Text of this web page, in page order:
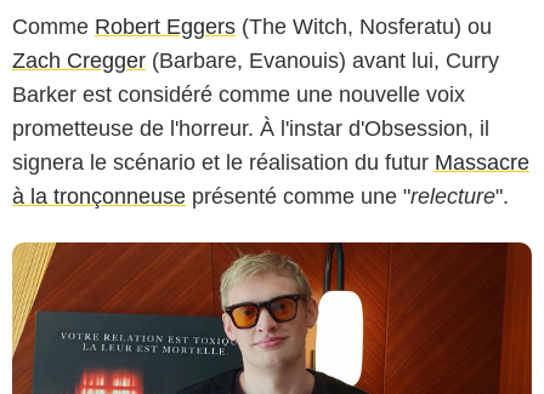
Comme Robert Eggers (The Witch, Nosferatu) ou
Zach Cregger (Barbare, Evanouis) avant lui, Curry
Barker est considéré comme une nouvelle voix
prometteuse de l'horreur. À l'instar d'Obsession, il
signera le scénario et le réalisation du futur Massacre
à la tronçonneuse présenté comme une "relecture".